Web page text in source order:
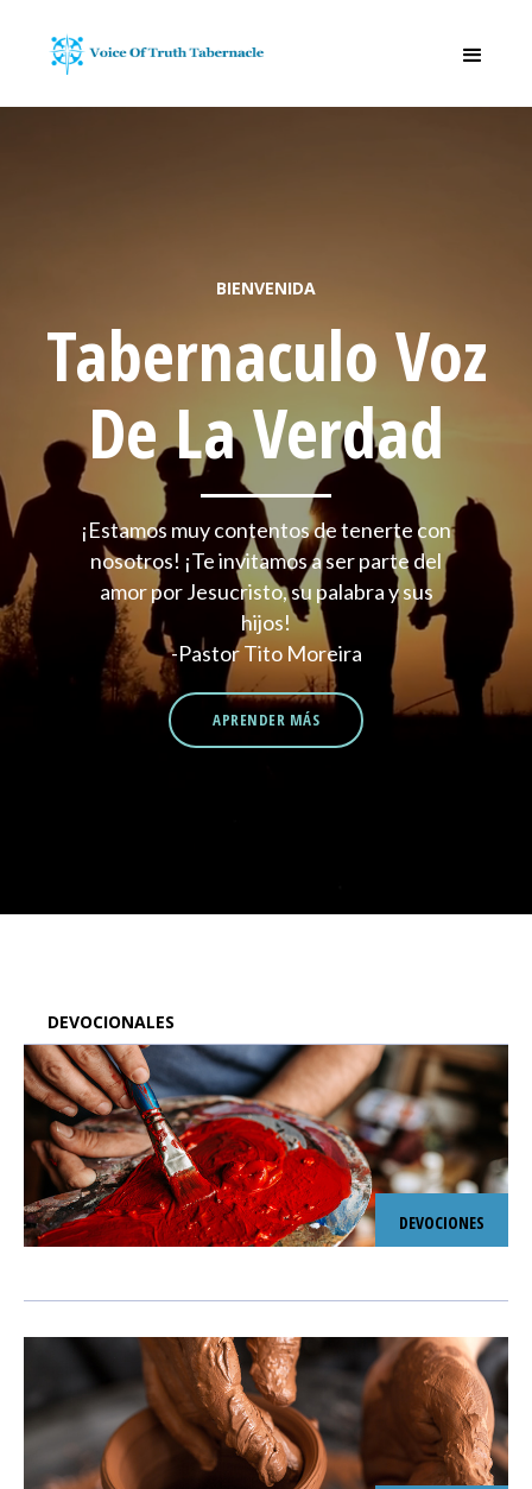
BIENVENIDA
Tabernaculo Voz
De La Verdad
¡Estamos muy contentos de tenerte con
nosotros! ¡Te invitamos a ser parte del
amor por Jesucristo, su palabra y sus
hijos!
-Pastor Tito Moreira
APRENDER MÁS
DEVOCIONALES
DEVOCIONES